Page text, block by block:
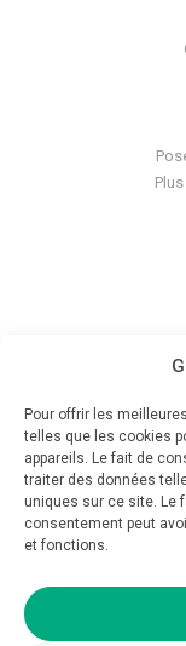
Pour offrir les
telles que les cookies
appareils. Le fait de
traiter des données
uniques sur ce site. Le
consentement peut
et fonctions.